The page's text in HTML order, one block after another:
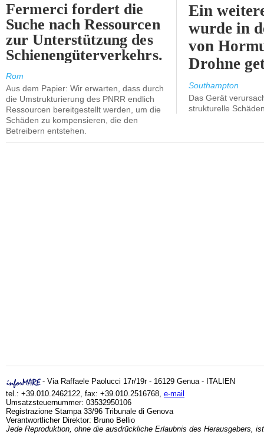
Fermerci fordert die
Suche nach Ressourcen
zur Unterstützung des
Schienengüterverkehrs.
Rom
Aus dem Papier: Wir erwarten, dass durch
die Umstrukturierung des PNRR endlich
Ressourcen bereitgestellt werden, um die
Schäden zu kompensieren, die den
Betreibern entstehen.
Ein
wurde in
von
Drohne
Southampton
Das Gerät
strukturelle
- Via Raffaele Paolucci 17r/19r - 16129 Genua - ITALIEN
tel.: +39.010.2462122, fax: +39.010.2516768, e-mail
Umsatzsteuernummer: 03532950106
Registrazione Stampa 33/96 Tribunale di Genova
Verantwortlicher Direktor: Bruno Bellio
Jede Reproduktion, ohne die ausdrückliche Erlaubnis des Herausgebers,